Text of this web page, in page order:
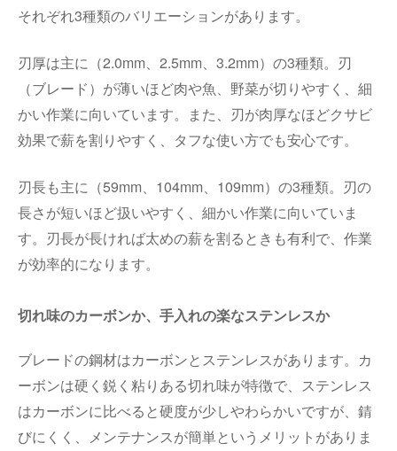
それぞれ3種類のバリエーションがあります。
刃厚は主に（2.0mm、 2.5mm、 3.2mm）の3種類。刃
（ブレード）が薄いほど肉や魚、野菜が切りやすく、細
かい作業に向いています。また、刃が肉厚なほどクサビ
効果で薪を割りやすく、タフな使い方でも安心です。
刃長も主に（59mm、 104mm、 109mm）の3種類。刃の
長さが短いほど扱いやすく、細かい作業に向いていま
す。刃長が長ければ太めの薪を割るときも有利で、作業
が効率的になります。
切れ味のカーボンか、手入れの楽なステンレスか
ブレードの鋼材はカーボンとステンレスがあります。カ
ーボンは硬く鋭く粘りある切れ味が特徴で、ステンレス
はカーボンに比べると硬度が少しやわらかいですが、錆
びにくく、メンテナンスが簡単というメリットがありま